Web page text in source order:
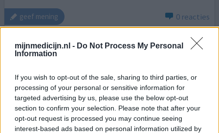
mijnmedicijn.nl - Do Not Process My Personal
Information
If you wish to opt-out of the sale, sharing to third parties, or
processing of your personal or sensitive information for
targeted advertising by us, please use the below opt-out
section to confirm your selection. Please note that after your
opt-out request is processed you may continue seeing
interest-based ads based on personal information utilized by
geef mening 0 reacties
Prednison tabletten
prednison (5mg)
Spierreuma
Effectiviteit
Hoeveelheid bijwerkingen